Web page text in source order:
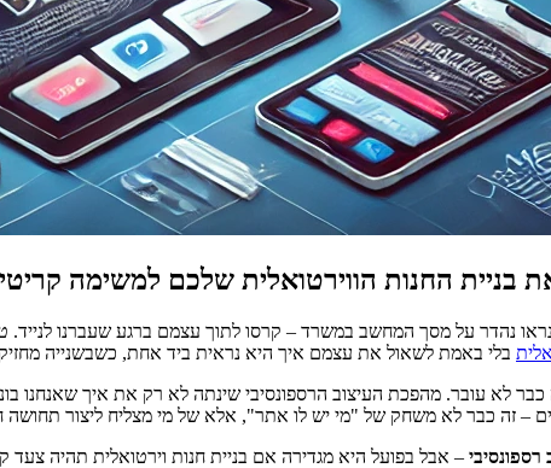
בניית החנות הווירטואלית שלכם למשימה
אותם אתרים שנראו נהדר על מסך המחשב במשרד – קרסו לתוך עצמם ברגע
בלי באמת לשאול את עצמם איך היא נראית ביד אחת, כשבשנייה
לא עובר. מהפכת העיצוב הרספונסיבי שינתה לא רק את איך שאנחנו
– זה כבר לא משחק של "מי יש לו אתר", אלא של מי מצליח ליצור
רספונסיבי – אבל בפועל היא מגדירה אם בניית חנות וירטואלית תהיה